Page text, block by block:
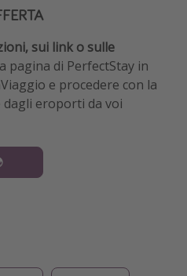
sui link o sulle
pagina di PerfectStay in
e procedere con la
eroporti da voi